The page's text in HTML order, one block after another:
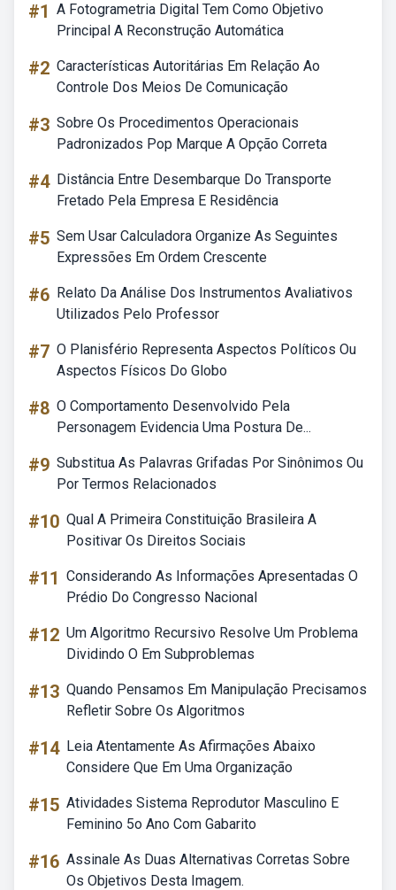
#1 A Fotogrametria Digital Tem Como Objetivo
Principal A Reconstrução Automática
#2 Características Autoritárias Em Relação Ao
Controle Dos Meios De Comunicação
#3 Sobre Os Procedimentos Operacionais
Padronizados Pop Marque A Opção Correta
#4 Distância Entre Desembarque Do Transporte
Fretado Pela Empresa E Residência
#5 Sem Usar Calculadora Organize As Seguintes
Expressões Em Ordem Crescente
#6 Relato Da Análise Dos Instrumentos Avaliativos
Utilizados Pelo Professor
#7 O Planisfério Representa Aspectos Políticos Ou
Aspectos Físicos Do Globo
#8 O Comportamento Desenvolvido Pela
Personagem Evidencia Uma Postura De...
#9 Substitua As Palavras Grifadas Por Sinônimos Ou
Por Termos Relacionados
#10 Qual A Primeira Constituição Brasileira A
Positivar Os Direitos Sociais
#11 Considerando As Informações Apresentadas O
Prédio Do Congresso Nacional
#12 Um Algoritmo Recursivo Resolve Um Problema
Dividindo O Em Subproblemas
#13 Quando Pensamos Em Manipulação Precisamos
Refletir Sobre Os Algoritmos
#14 Leia Atentamente As Afirmações Abaixo
Considere Que Em Uma Organização
#15 Atividades Sistema Reprodutor Masculino E
Feminino 5o Ano Com Gabarito
#16 Assinale As Duas Alternativas Corretas Sobre
Os Objetivos Desta Imagem.